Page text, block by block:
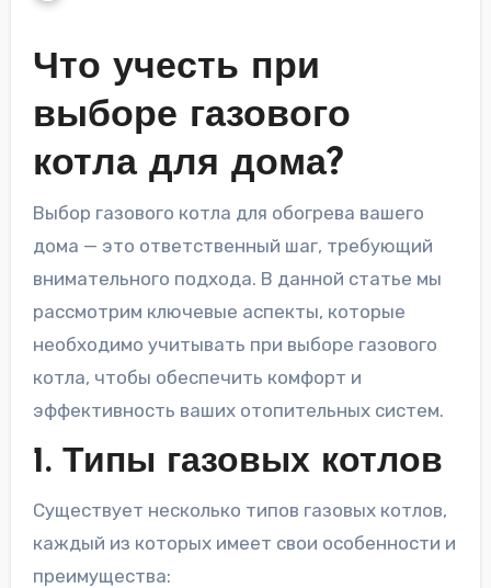
Что учесть при
выборе газового
котла для дома?
Выбор газового котла для обогрева вашего
дома — это ответственный шаг, требующий
внимательного подхода. В данной статье мы
рассмотрим ключевые аспекты, которые
необходимо учитывать при выборе газового
котла, чтобы обеспечить комфорт и
эффективность ваших отопительных систем.
1. Типы газовых котлов
Существует несколько типов газовых котлов,
каждый из которых имеет свои особенности и
преимущества: